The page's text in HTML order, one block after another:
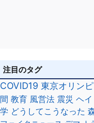
注目のタグ
COVID19 東京オリン
間 教育 風営法 震災 ヘ
学 どうしてこうなった